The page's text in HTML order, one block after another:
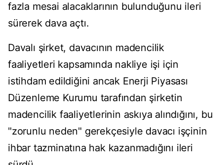
fazla mesai alacaklarının bulunduğunu ileri
sürerek dava açtı.
Davalı şirket, davacının madencilik
faaliyetleri kapsamında nakliye işi için
istihdam edildiğini ancak Enerji Piyasası
Düzenleme Kurumu tarafından şirketin
madencilik faaliyetlerinin askıya alındığını, bu
"zorunlu neden" gerekçesiyle davacı işçinin
ihbar tazminatına hak kazanmadığını ileri